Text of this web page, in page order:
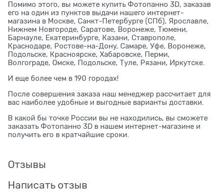
Помимо этого, вы можете купить Фотопанно 3D, заказав
его на один из пунктов выдачи нашего интернет-
магазина в Москве, Санкт-Петербурге (СПб), Ярославле,
Нижнем Новгороде, Саратове, Воронеже, Тюмени,
Барнауле, Екатеринбурге, Казани, Ставрополе,
Краснодаре, Ростове-на-Дону, Самаре, Уфе, Воронеже,
Подольске, Красноярске, Хабаровске, Перми,
Волгограде, Омске, Подольске, Туле, Рязани, Иркутске.
И еще более чем в 190 городах!
После совершения заказа наш менеджер рассчитает для
вас наиболее удобные и выгодные варианты доставки.
В какой бы точке России вы не находились, вы сможете
заказать Фотопанно 3D в нашем интернет-магазине и
получить его в кратчайшие сроки.
Отзывы
Написать отзыв